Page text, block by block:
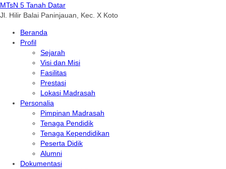
MTsN 5 Tanah Datar
Jl. Hilir Balai Paninjauan, Kec. X Koto
Beranda
Profil
Sejarah
Visi dan Misi
Fasilitas
Prestasi
Lokasi Madrasah
Personalia
Pimpinan Madrasah
Tenaga Pendidik
Tenaga Kependidikan
Peserta Didik
Alumni
Dokumentasi